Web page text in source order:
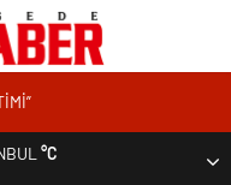
İstemiyorum” Feryadı
ÇIKARDI”
°C